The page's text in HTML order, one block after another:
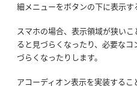
細メニューをボタンの下に表示す
スマホの場合、表示領域が狭い
ると見づらくなったり、必要な
づらくなったりします。
アコーディオン表示を実装する